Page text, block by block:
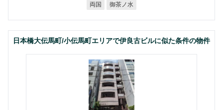
両国 御茶ノ水
日本橋大伝馬町/小伝馬町エリアで伊良古ビルに似た条件の物件